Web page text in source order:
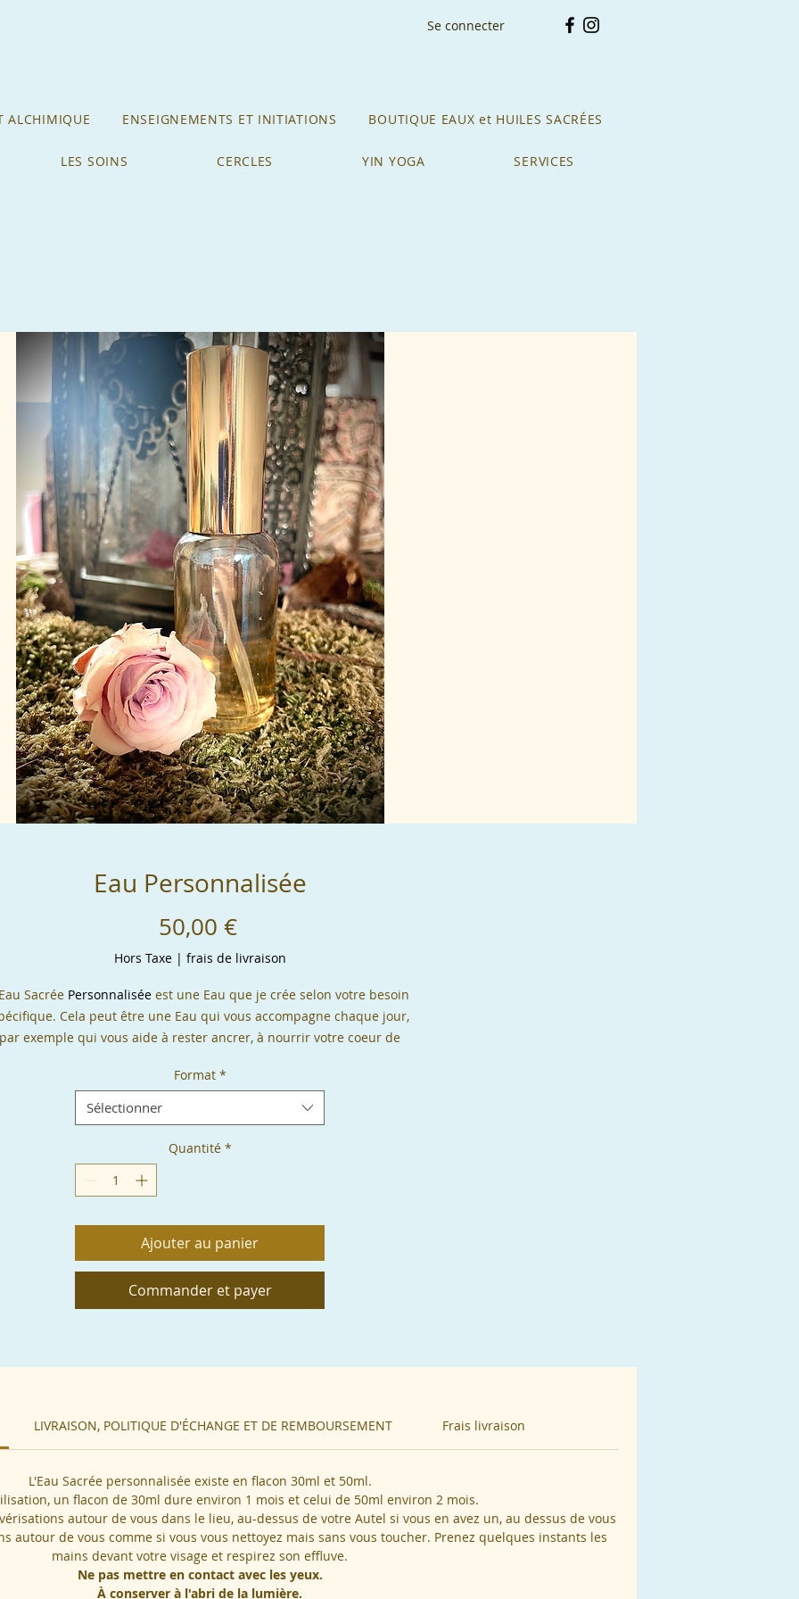
Se connecter
ALCHIMIQUE ENSEIGNEMENTS ET INITIATIONS BOUTIQUE EAUX et HUILES SACRÉES
LES SOINS CERCLES YIN YOGA SERVICES
Eau Personnalisée
50,00 €Prix
Hors Taxe| frais de livraison
Sacrée Personnalisée est une Eau que je crée selon votre besoin
Cela peut être une Eau qui vous accompagne chaque jour,
par exemple qui vous aide à rester ancrer, à nourrir votre coeur de
particulier de votre vie : Deuil, Naissance (enfant ou projet), Re-
naissance "symbolique" comme lors d'une période de grande
par exemple, une Union ou toute autre situation particulière
que vous vivez.
suite à l'échange que nous aurons eu ensemble je la crée avec des
encodée par mes soins, avec ma Voix, mon Coeur et mon Âme avec
des Symboles, des Prières et des Chants Sacrées qui amplifient les
fréquences déjà présentes dans les Eaux et Hydrolats choisis.
Sacrée particulière pour votre entreprise et/ou êtes intéressées.s de
IMPORTANT: les Eaux Sacrées ne se substituent en aucun cas à un
traitement médical, un suivi médical, paramédical ou
psychothérapeutique.
Format *
Sélectionner
Quantité *
Ajouter au panier
Commander et payer
LIVRAISON, POLITIQUE D'ÉCHANGE ET DE REMBOURSEMENT Frais livraison
L'Eau Sacrée personnalisée existe en flacon 30ml et 50ml.
un flacon de 30ml dure environ 1 mois et celui de 50ml environ 2 mois.
autour de vous dans le lieu, au-dessus de votre Autel si vous en avez un, au dessus de vous
autour de vous comme si vous vous nettoyez mais sans vous toucher. Prenez quelques instants les
mains devant votre visage et respirez son effluve.
Ne pas mettre en contact avec les yeux.
À conserver à l'abri de la lumière.